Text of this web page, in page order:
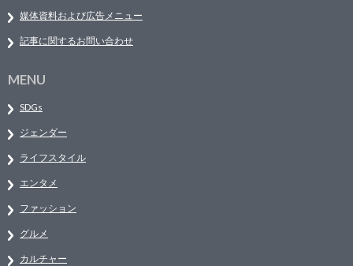
媒体資料および広告メニュー
記事に関するお問い合わせ
MENU
SDGs
ジェンダー
ライフスタイル
エンタメ
ファッション
グルメ
カルチャー